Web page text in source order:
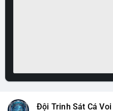
Đội Trinh Sát Cá Voi